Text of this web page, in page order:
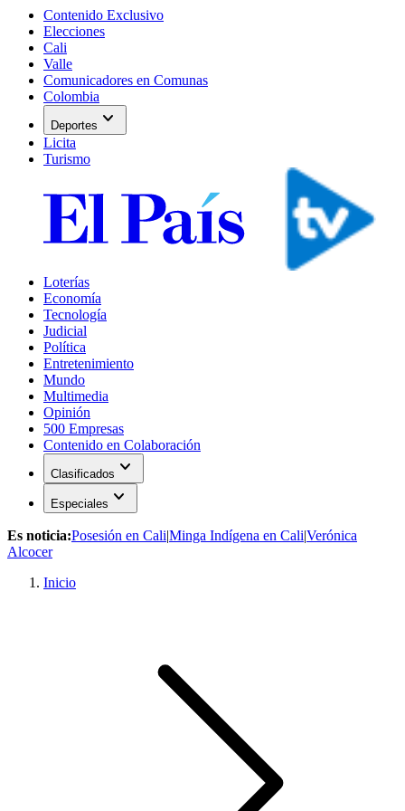
Contenido Exclusivo
Elecciones
Cali
Valle
Comunicadores en Comunas
Colombia
Deportes expand_more
Licita
Turismo
Loterías
Economía
Tecnología
Judicial
Política
Entretenimiento
Mundo
Multimedia
Opinión
500 Empresas
Contenido en Colaboración
Clasificados expand_more
Especiales expand_more
Es noticia:Posesión en Cali|Minga Indígena en Cali|Verónica
Alcocer
Inicio